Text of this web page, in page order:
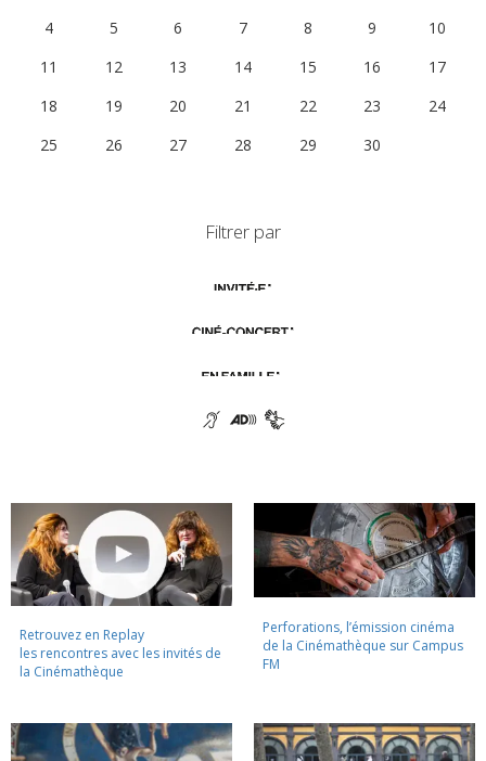
4
5 6 7 8 9
10
11
12 13 14 15 16
17
18
19 20 21 22 23
24
25
26 27 28 29 30
Filtrer par
Retrouvez en Replay
les rencontres avec les invités de
la Cinémathèque
Perforations, l’émission cinéma
de la Cinémathèque sur Campus
FM